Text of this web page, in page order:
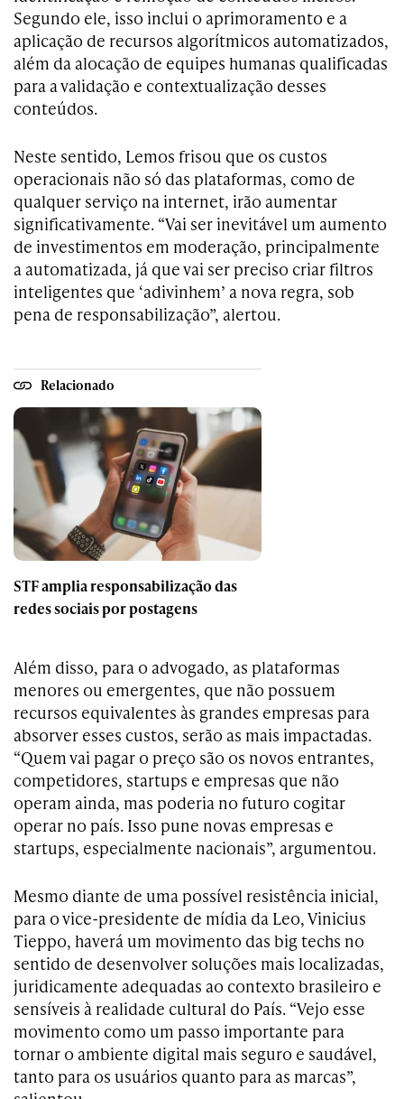
Segundo ele, isso inclui o aprimoramento e a
aplicação de recursos algorítmicos automatizados,
além da alocação de equipes humanas qualificadas
para a validação e contextualização desses
conteúdos.
Neste sentido, Lemos frisou que os custos
operacionais não só das plataformas, como de
qualquer serviço na internet, irão aumentar
significativamente. “Vai ser inevitável um aumento
de investimentos em moderação, principalmente
a automatizada, já que vai ser preciso criar filtros
inteligentes que ‘adivinhem’ a nova regra, sob
pena de responsabilização”, alertou.
Relacionado
STF amplia responsabilização das
redes sociais por postagens
Além disso, para o advogado, as plataformas
menores ou emergentes, que não possuem
recursos equivalentes às grandes empresas para
absorver esses custos, serão as mais impactadas.
“Quem vai pagar o preço são os novos entrantes,
competidores, startups e empresas que não
operam ainda, mas poderia no futuro cogitar
operar no país. Isso pune novas empresas e
startups, especialmente nacionais”, argumentou.
Mesmo diante de uma possível resistência inicial,
para o vice-presidente de mídia da Leo, Vinicius
Tieppo, haverá um movimento das big techs no
sentido de desenvolver soluções mais localizadas,
juridicamente adequadas ao contexto brasileiro e
sensíveis à realidade cultural do País. “Vejo esse
movimento como um passo importante para
tornar o ambiente digital mais seguro e saudável,
tanto para os usuários quanto para as marcas”,